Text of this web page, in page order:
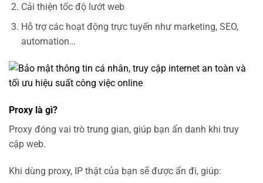
Cải thiện tốc độ lướt web
Hỗ trợ các hoạt động trực tuyến như marketing, SEO,
automation…
Proxy là gì?
Proxy đóng vai trò trung gian, giúp bạn ẩn danh khi truy
cập web.
Khi dùng proxy, IP thật của bạn sẽ được ẩn đi, giúp: